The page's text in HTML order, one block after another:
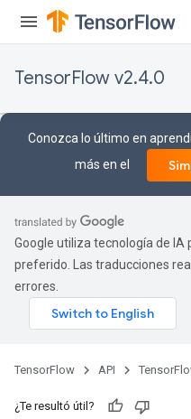
TensorFlow v2.4.0
Conozca lo último en
más en el
Google utiliza tecnología de
preferido. Las traducciones
errores.
TensorFlow API
¿Te resultó útil?